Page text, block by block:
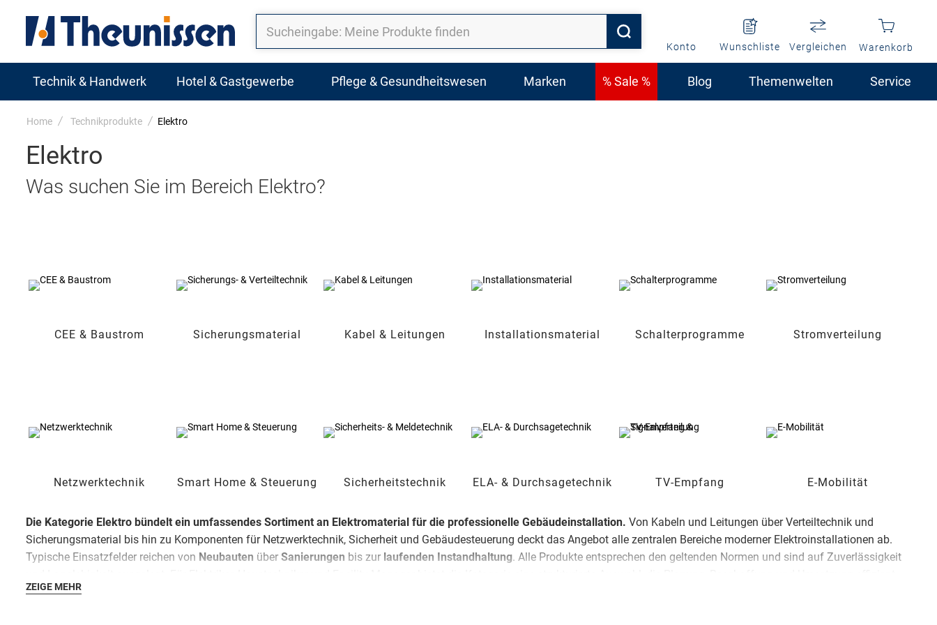
Konto Wunschliste Vergleichen Warenkorb
Technik & Handwerk Hotel & Gastgewerbe Pflege & Gesundheitswesen Marken % Sale % Blog Themenwelten Service
Home Technikprodukte Elektro
Elektro
Was suchen Sie im Bereich Elektro?
CEE & Baustrom Sicherungsmaterial Kabel & Leitungen Installationsmaterial Schalterprogramme Stromverteilung
Netzwerktechnik Smart Home & Steuerung Sicherheitstechnik ELA- & Durchsagetechnik TV-Empfang E-Mobilität
Die Kategorie Elektro bündelt ein umfassendes Sortiment an Elektromaterial für die professionelle Gebäudeinstallation. Von Kabeln und Leitungen über Verteiltechnik und
Sicherungsmaterial bis hin zu Komponenten für Netzwerktechnik, Sicherheit und Gebäudesteuerung deckt das Angebot alle zentralen Bereiche moderner Elektroinstallationen ab.
Typische Einsatzfelder reichen von Neubauten über Sanierungen bis zur laufenden Instandhaltung. Alle Produkte entsprechen den geltenden Normen und sind auf Zuverlässigkeit
unterstützt.
ZEIGE MEHR